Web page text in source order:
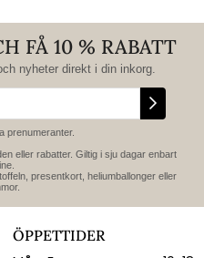
FÅ 10 % RABATT
nyheter direkt i din inkorg.
prenumeranter.
eller rabatter. Giltig i sju dagar enbart
presentkort, heliumballonger eller
ÖPPETTIDER